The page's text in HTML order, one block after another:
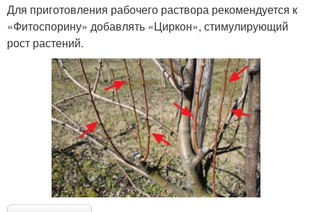
Для приготовления рабочего раствора рекомендуется к
«Фитоспорину» добавлять «Циркон», стимулирующий
рост растений.